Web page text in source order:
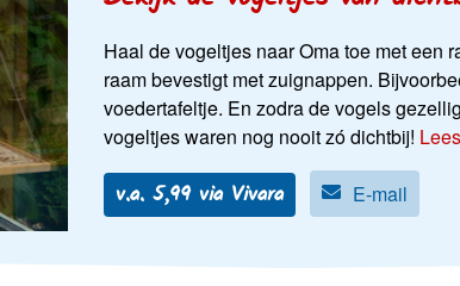
Haal de vogeltjes naar Oma toe met een
raam bevestigt met zuignappen.
voedertafeltje. En zodra de vogels
vogeltjes waren nog nooit zó dichtbij!
v.a. 5,99 via Vivara E-mail